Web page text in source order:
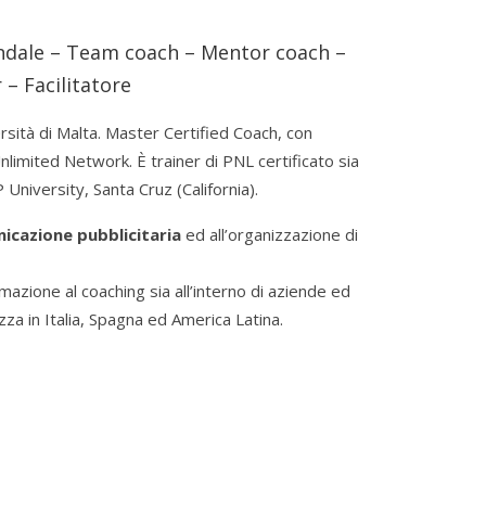
– Team coach – Mentor coach –
– Facilitatore
di Malta. Master Certified Coach, con
Network. È trainer di PNL certificato sia
Santa Cruz (California).
pubblicitariaed all’organizzazione di
al coaching sia all’interno di aziende ed
in Italia, Spagna ed America Latina.